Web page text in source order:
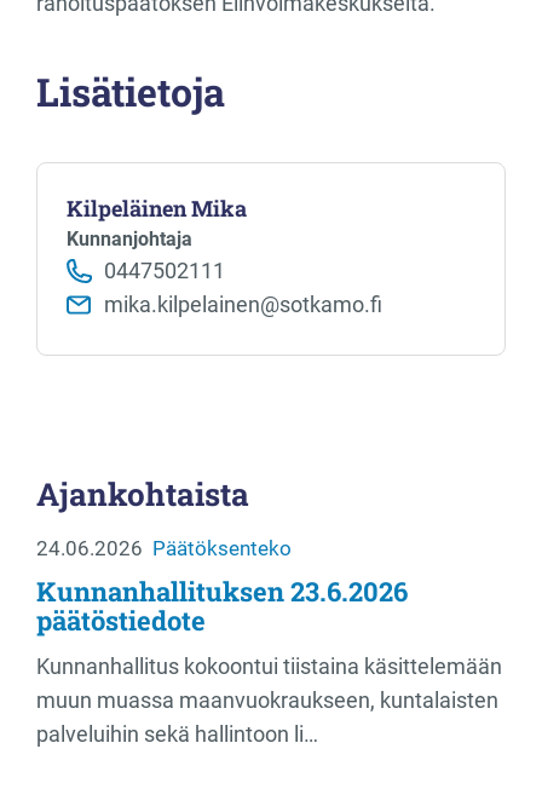
Lisätietoja
Kilpeläinen Mika
Kunnanjohtaja
0447502111
mika.kilpelainen@sotkamo.fi
Ajankohtaista
24.06.2026 Päätöksenteko
Kunnanhallituksen 23.6.2026
päätöstiedote
Kunnanhallitus kokoontui tiistaina käsittelemään
muun muassa maanvuokraukseen, kuntalaisten
palveluihin sekä hallintoon li…